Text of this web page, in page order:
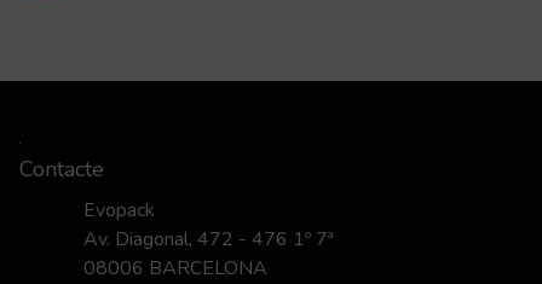
Contacte
Evopack
Av. Diagonal, 472 - 476 1º 7ª
08006 BARCELONA